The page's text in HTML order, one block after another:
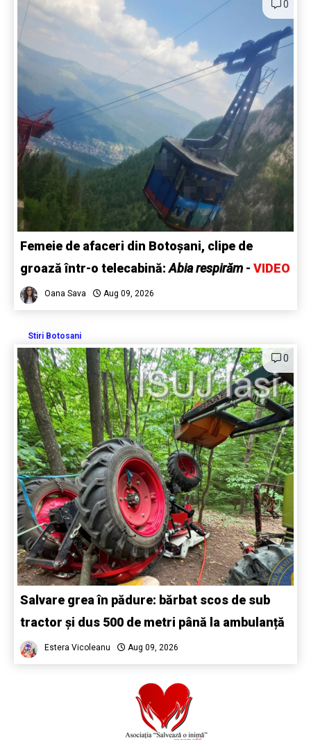
0
Femeie de afaceri din Botoșani, clipe de
groază într-o telecabină:Abia respirăm - VIDEO
Oana Sava Aug 09, 2026
Stiri Botosani
0
Salvare grea în pădure: bărbat scos de sub
tractor și dus 500 de metri până la ambulanță
Estera Vicoleanu Aug 09, 2026